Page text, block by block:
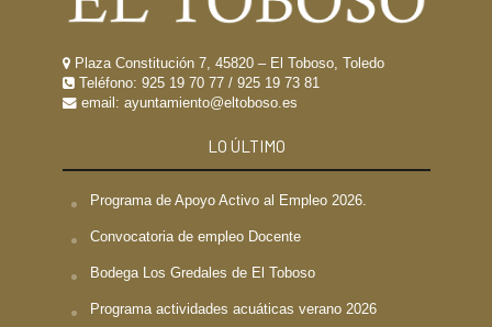
Plaza Constitución 7, 45820 – El Toboso, Toledo
Teléfono: 925 19 70 77/ 925 19 73 81
email: ayuntamiento@eltoboso.es
LO ÚLTIMO
Programa de Apoyo Activo al Empleo 2026.
Convocatoria de empleo Docente
Bodega Los Gredales de El Toboso
Programa actividades acuáticas verano 2026